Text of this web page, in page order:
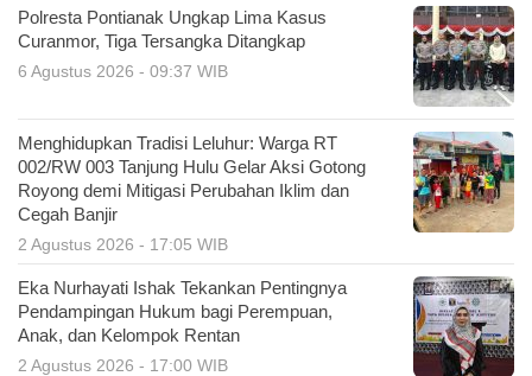
Polresta Pontianak Ungkap Lima Kasus
Curanmor, Tiga Tersangka Ditangkap
6 Agustus 2026 - 09:37 WIB
Menghidupkan Tradisi Leluhur: Warga RT
002/RW 003 Tanjung Hulu Gelar Aksi Gotong
Royong demi Mitigasi Perubahan Iklim dan
Cegah Banjir
2 Agustus 2026 - 17:05 WIB
Eka Nurhayati Ishak Tekankan Pentingnya
Pendampingan Hukum bagi Perempuan,
Anak, dan Kelompok Rentan
2 Agustus 2026 - 17:00 WIB